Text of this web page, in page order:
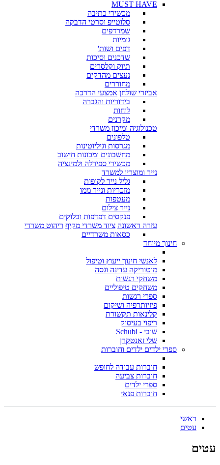
MUST HAVE
מכשירי כתיבה
סלוטייפ וסרטי הדבקה
שמרדפים
גומיות
דפים ושות'
שדכנים וסיכות
תיוק וקלסרים
נעצים מהדקים
מחוררים
אביזרי שולחן אמצעי הדרכה
בידוריות והגברה
לוחות
מקרנים
טכנולוגיה ומיכון משרדי
טלפונים
מגרסות וגיליוטינות
מחשבונים ומכונות חישוב
מכשירי ספירלה ולמינציה
נייר ומוצריו למשרד
גליל נייר לקופות
מזכריות ונייר ממו
מעטפות
נייר צילום
פנקסים דפדפות ובלוקים
עזרה ראשונה ציוד משרדי מקיף ריהוט משרדי
כסאות משרדיים
חינוך מיוחד
לאנשי חינוך ייעוץ וטיפול
מוטוריקה עדינה וגסה
משחקי רגשות
משחקים טיפוליים
ספרי רגשות
פיזיותרפיה ושיקום
קלינאות תקשורת
ריפוי בעיסוק
שובי - Schubi
שלי זאנטקרן
ספרי ילדים ילדים וחוברות
חוברות עבודה לחופש
חוברות צביעה
ספרי ילדים
חוברות פנאי
ראשי
עטים
עטים